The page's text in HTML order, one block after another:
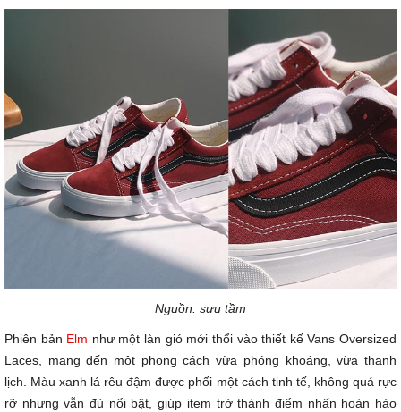
Nguồn: sưu tầm
Phiên bản Elm như một làn gió mới thổi vào thiết kế Vans Oversized
Laces, mang đến một phong cách vừa phóng khoáng, vừa thanh
lịch. Màu xanh lá rêu đậm được phối một cách tinh tế, không quá rực
rỡ nhưng vẫn đủ nổi bật, giúp item trở thành điểm nhấn hoàn hảo